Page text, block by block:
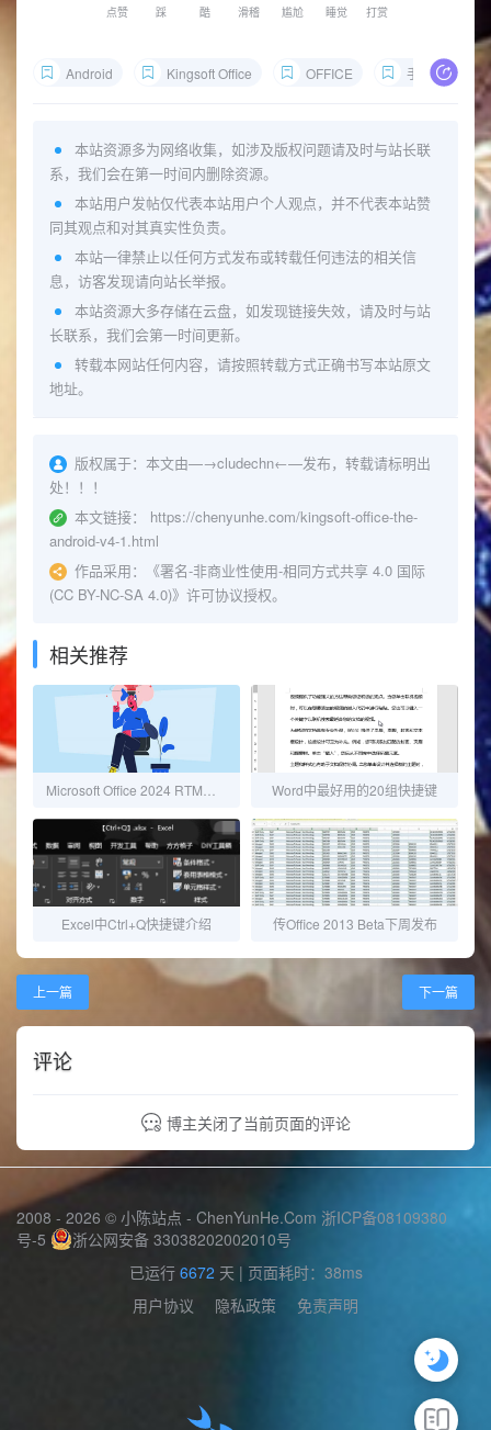
点赞 踩 酷 滑稽 尴尬 睡觉 打赏
Android Kingsoft Office OFFICE 手机版
本站资源多为网络收集，如涉及版权问题请及时与站长联
系，我们会在第一时间内删除资源。
本站用户发帖仅代表本站用户个人观点，并不代表本站赞
同其观点和对其真实性负责。
本站一律禁止以任何方式发布或转载任何违法的相关信
息，访客发现请向站长举报。
本站资源大多存储在云盘，如发现链接失效，请及时与站
长联系，我们会第一时间更新。
转载本网站任何内容，请按照转载方式正确书写本站原文
地址。
版权属于： 本文由—→cludechn←—发布，转载请标明出
处！！！
本文链接：
https://chenyunhe.com/kingsoft-office-the-
android-v4-1.html
作品采用：
《署名-非商业性使用-相同方式共享 4.0 国际
(CC BY-NC-SA 4.0)》许可协议授权。
相关推荐
Word中最好用的20组快捷键
Excel中Ctrl+Q快捷键介绍 传Office 2013 Beta下周发布
上一篇 下一篇
评论
博主关闭了当前页面的评论
2008 - 2026 © 小陈站点 - ChenYunHe.Com 浙ICP备08109380
号-5
浙公网安备 33038202002010号
已运行 6672 天 | 页面耗时：38ms
用户协议
隐私政策 免责声明